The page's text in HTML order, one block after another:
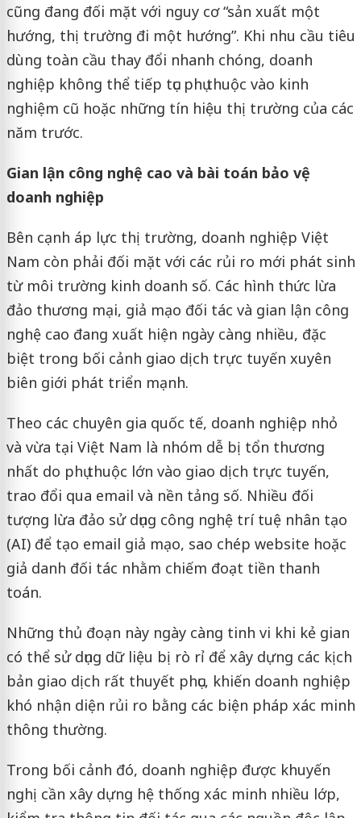
cũng đang đối mặt với nguy cơ “sản xuất một
hướng, thị trường đi một hướng”. Khi nhu cầu tiêu
dùng toàn cầu thay đổi nhanh chóng, doanh
nghiệp không thể tiếp tục phụ thuộc vào kinh
nghiệm cũ hoặc những tín hiệu thị trường của các
năm trước.
Gian lận công nghệ cao và bài toán bảo vệ
doanh nghiệp
Bên cạnh áp lực thị trường, doanh nghiệp Việt
Nam còn phải đối mặt với các rủi ro mới phát sinh
từ môi trường kinh doanh số. Các hình thức lừa
đảo thương mại, giả mạo đối tác và gian lận công
nghệ cao đang xuất hiện ngày càng nhiều, đặc
biệt trong bối cảnh giao dịch trực tuyến xuyên
biên giới phát triển mạnh.
Theo các chuyên gia quốc tế, doanh nghiệp nhỏ
và vừa tại Việt Nam là nhóm dễ bị tổn thương
nhất do phụ thuộc lớn vào giao dịch trực tuyến,
trao đổi qua email và nền tảng số. Nhiều đối
tượng lừa đảo sử dụng công nghệ trí tuệ nhân tạo
(AI) để tạo email giả mạo, sao chép website hoặc
giả danh đối tác nhằm chiếm đoạt tiền thanh
toán.
Những thủ đoạn này ngày càng tinh vi khi kẻ gian
có thể sử dụng dữ liệu bị rò rỉ để xây dựng các kịch
bản giao dịch rất thuyết phục, khiến doanh nghiệp
khó nhận diện rủi ro bằng các biện pháp xác minh
thông thường.
Trong bối cảnh đó, doanh nghiệp được khuyến
nghị cần xây dựng hệ thống xác minh nhiều lớp,